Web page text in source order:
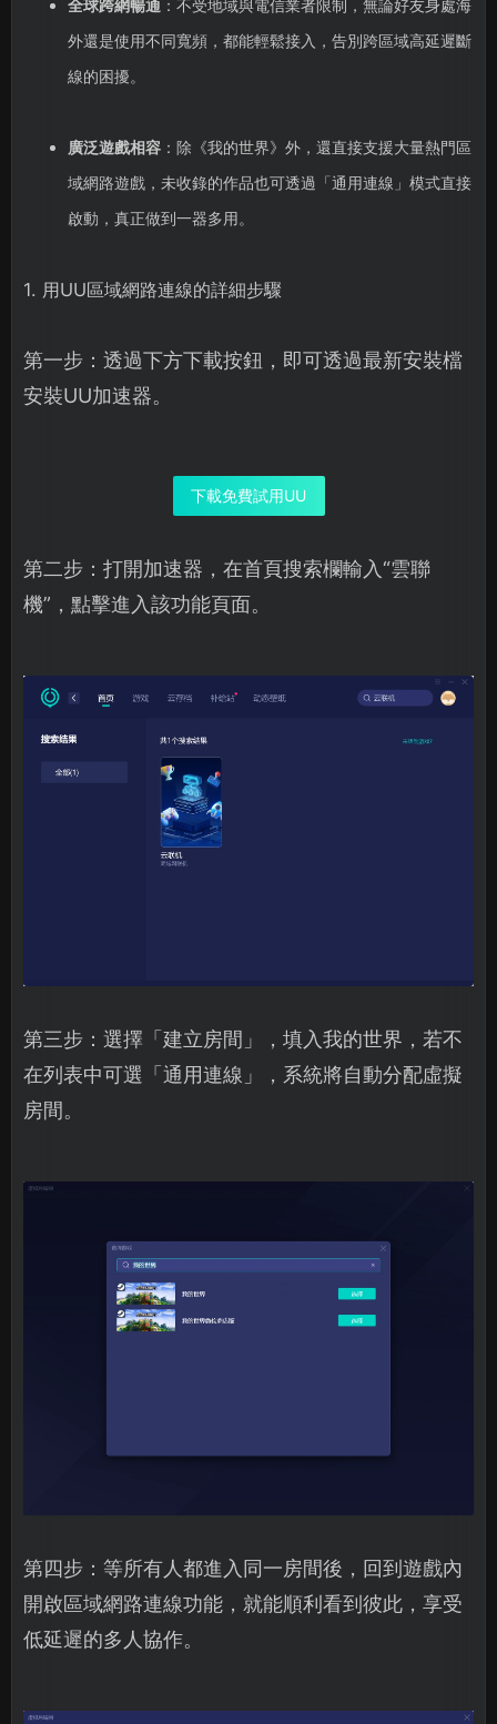
全球跨網暢通：不受地域與電信業者限制，無論好友身處海
外還是使用不同寬頻，都能輕鬆接入，告別跨區域高延遲斷
線的困擾。
廣泛遊戲相容：除《我的世界》外，還直接支援大量熱門區
域網路遊戲，未收錄的作品也可透過「通用連線」模式直接
啟動，真正做到一器多用。
1. 用UU區域網路連線的詳細步驟
第一步：透過下方下載按鈕，即可透過最新安裝檔
安裝UU加速器。
下載免費試用UU
第二步：打開加速器，在首頁搜索欄輸入“雲聯
機”，點擊進入該功能頁面。
第三步：選擇「建立房間」，填入我的世界，若不
在列表中可選「通用連線」，系統將自動分配虛擬
房間。
第四步：等所有人都進入同一房間後，回到遊戲內
開啟區域網路連線功能，就能順利看到彼此，享受
低延遲的多人協作。